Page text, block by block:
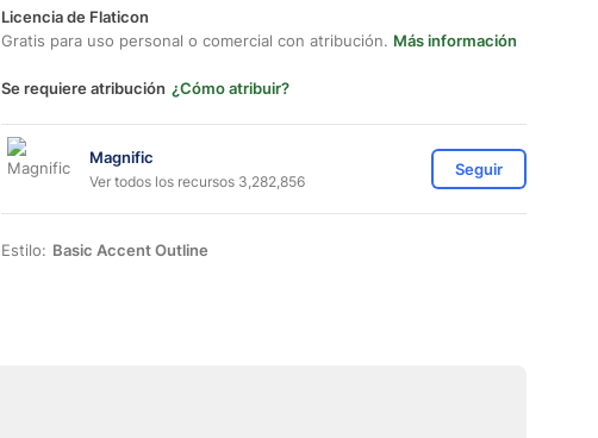
Licencia de Flaticon
Gratis para uso personal o comercial con atribución. Más información
Se requiere atribución ¿Cómo atribuir?
Magnific
Ver todos los recursos 3,282,856
Seguir
Estilo: Basic Accent Outline